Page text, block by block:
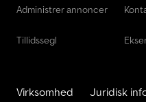
rådighed!
Administrer annoncer
Tillidssegl
Virksomhed Juridisk